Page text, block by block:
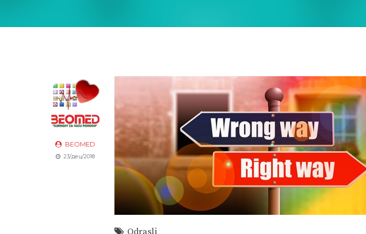
BEOMED
23/дец/2018